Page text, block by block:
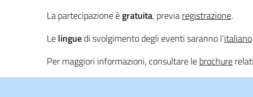
La partecipazione ègratuita, previaregistrazione.
Lelinguedi svolgimento degli eventi saranno l’italiano
Per maggiori informazioni, consultare lebrochure